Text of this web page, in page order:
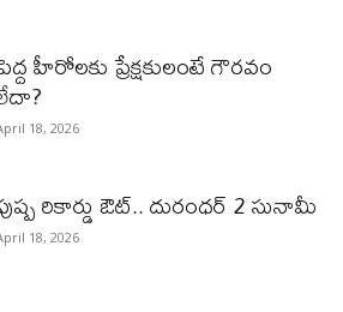
హీరోల‌కు ప్రేక్ష‌కులంటే గౌర‌వం
18, 2026
రికార్డు ఔట్‌.. దురంధ‌ర్ 2 సునామీ
18, 2026